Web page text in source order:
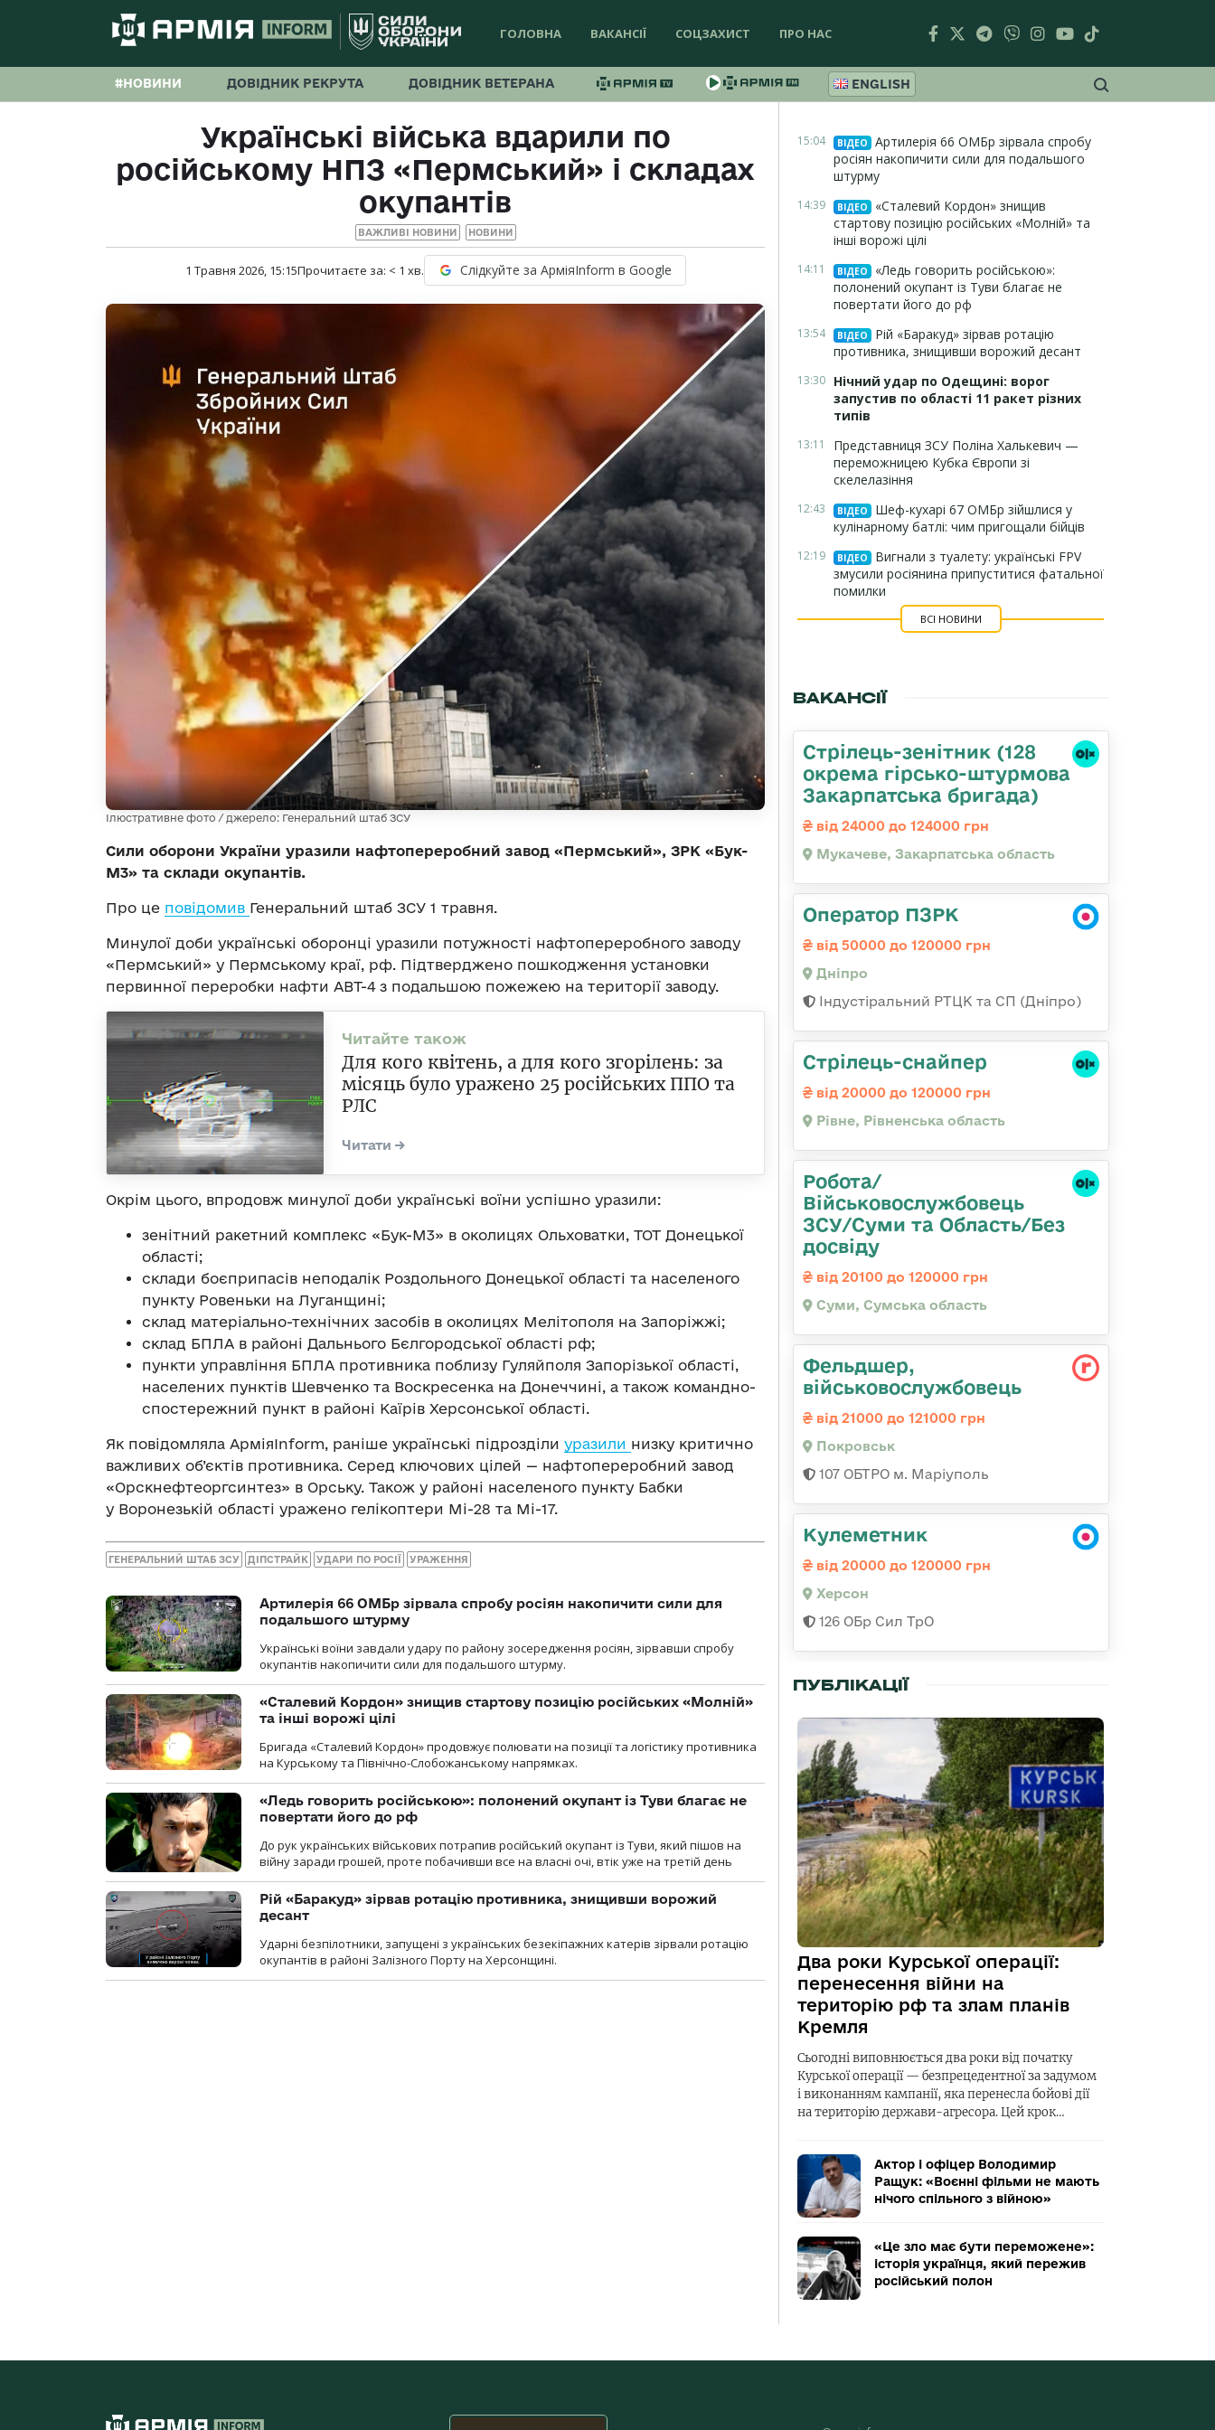
ГОЛОВНА ВАКАНСІЇ СОЦЗАХИСТ ПРО НАС
#НОВИНИ ДОВІДНИК РЕКРУТА ДОВІДНИК ВЕТЕРАНА ENGLISH
Українські війська вдарили по
російському НПЗ «Пермський» і складах
окупантів
ВАЖЛИВІ НОВИНИ НОВИНИ
1 Травня 2026, 15:15Прочитаєте за: < 1 хв. Слідкуйте за АрміяInform в Google
Ілюстративне фото / джерело: Генеральний штаб ЗСУ
Сили оборони України уразили нафтопереробний завод «Пермський», ЗРК «Бук-
М3» та склади окупантів.
Про це повідомив Генеральний штаб ЗСУ 1 травня.
Минулої доби українські оборонці уразили потужності нафтопереробного заводу
«Пермський» у Пермському краї, рф. Підтверджено пошкодження установки
первинної переробки нафти АВТ-4 з подальшою пожежею на території заводу.
Для кого квітень, а для кого згорілень: за
місяць було уражено 25 російських ППО та
РЛС
Окрім цього, впродовж минулої доби українські воїни успішно уразили:
зенітний ракетний комплекс «Бук-М3» в околицях Ольховатки, ТОТ Донецької
області;
склади боєприпасів неподалік Роздольного Донецької області та населеного
пункту Ровеньки на Луганщині;
склад матеріально-технічних засобів в околицях Мелітополя на Запоріжжі;
склад БПЛА в районі Дальнього Бєлгородської області рф;
пункти управління БПЛА противника поблизу Гуляйполя Запорізької області,
населених пунктів Шевченко та Воскресенка на Донеччині, а також командно-
спостережний пункт в районі Каїрів Херсонської області.
Як повідомляла АрміяInform, раніше українські підрозділи уразили низку критично
важливих об’єктів противника. Серед ключових цілей — нафтопереробний завод
«Орскнефтеоргсинтез» в Орську. Також у районі населеного пункту Бабки
у Воронезькій області уражено гелікоптери Мі-28 та Мі-17.
ГЕНЕРАЛЬНИЙ ШТАБ ЗСУ ДІПСТРАЙК УДАРИ ПО РОСІЇ УРАЖЕННЯ
Артилерія 66 ОМБр зірвала спробу росіян накопичити сили для
подальшого штурму
Українські воїни завдали удару по району зосередження росіян, зірвавши спробу
окупантів накопичити сили для подальшого штурму.
«Сталевий Кордон» знищив стартову позицію російських «Молній»
та інші ворожі цілі
Бригада «Сталевий Кордон» продовжує полювати на позиції та логістику противника
на Курському та Північно-Слобожанському напрямках.
«Ледь говорить російською»: полонений окупант із Туви благає не
повертати його до рф
До рук українських військових потрапив російський окупант із Туви, який пішов на
війну заради грошей, проте побачивши все на власні очі, втік уже на третій день
Рій «Баракуд» зірвав ротацію противника, знищивши ворожий
десант
Ударні безпілотники, запущені з українських безекіпажних катерів зірвали ротацію
окупантів в районі Залізного Порту на Херсонщині.
15:04 ВІДЕО
Артилерія 66 ОМБр зірвала спробу
росіян накопичити сили для подальшого
штурму
14:39 ВІДЕО
«Сталевий Кордон» знищив
стартову позицію російських «Молній» та
інші ворожі цілі
14:11 ВІДЕО
«Ледь говорить російською»:
полонений окупант із Туви благає не
повертати його до рф
13:54 ВІДЕО
Рій «Баракуд» зірвав ротацію
противника, знищивши ворожий десант
13:30 Нічний удар по Одещині: ворог
запустив по області 11 ракет різних
типів
13:11
Представниця ЗСУ Поліна Халькевич —
переможницею Кубка Європи зі
скелелазіння
12:43 ВІДЕО
Шеф-кухарі 67 ОМБр зійшлися у
кулінарному батлі: чим пригощали бійців
12:19 ВІДЕО
Вигнали з туалету: українські FPV
змусили росіянина припуститися фатальної
помилки
ВСІ НОВИНИ
ВАКАНСІЇ
Стрілець-зенітник (128
окрема гірсько-штурмова
Закарпатська бригада)
від 24000 до 124000 грн
Мукачеве, Закарпатська область
Оператор ПЗРК
від 50000 до 120000 грн
Дніпро
Індустіральний РТЦК та СП (Дніпро)
Стрілець-снайпер
від 20000 до 120000 грн
Рівне, Рівненська область
Робота/
Військовослужбовець
ЗСУ/Суми та Область/Без
досвіду
від 20100 до 120000 грн
Суми, Сумська область
Фельдшер,
військовослужбовець
від 21000 до 121000 грн
Покровськ
107 ОБТРО м. Маріуполь
Кулеметник
від 20000 до 120000 грн
Херсон
126 ОБр Сил ТрО
ПУБЛІКАЦІЇ
Два роки Курської операції:
перенесення війни на
територію рф та злам планів
Кремля
Сьогодні виповнюється два роки від початку
Курської операції — безпрецедентної за задумом
і виконанням кампанії, яка перенесла бойові дії
на територію держави-агресора. Цей крок…
Актор і офіцер Володимир
Ращук: «Воєнні фільми не мають
нічого спільного з війною»
«Це зло має бути переможене»:
історія українця, який пережив
російський полон